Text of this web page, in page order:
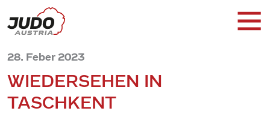
28. Feber 2023
WIEDERSEHEN IN
TASCHKENT